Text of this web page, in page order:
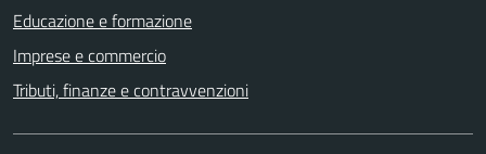
Educazione e formazione
Imprese e commercio
Tributi, finanze e contravvenzioni